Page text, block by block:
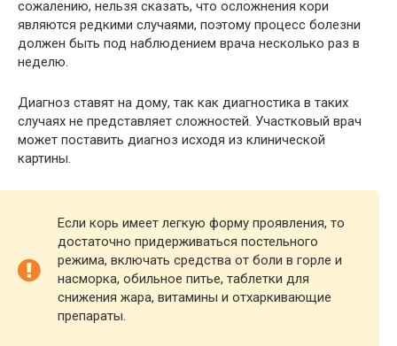
сожалению, нельзя сказать, что осложнения кори
являются редкими случаями, поэтому процесс болезни
должен быть под наблюдением врача несколько раз в
неделю.
Диагноз ставят на дому, так как диагностика в таких
случаях не представляет сложностей. Участковый врач
может поставить диагноз исходя из клинической
картины.
Если корь имеет легкую форму проявления, то
достаточно придерживаться постельного
режима, включать средства от боли в горле и
насморка, обильное питье, таблетки для
снижения жара, витамины и отхаркивающие
препараты.